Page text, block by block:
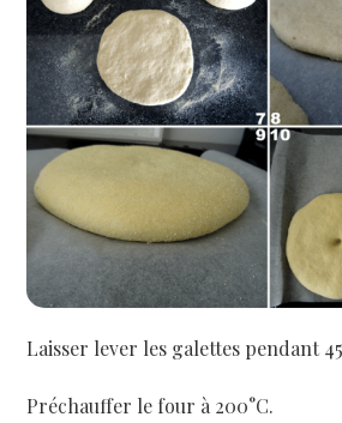
Laisser lever les galettes pendant
Préchauffer le four à 200°C.